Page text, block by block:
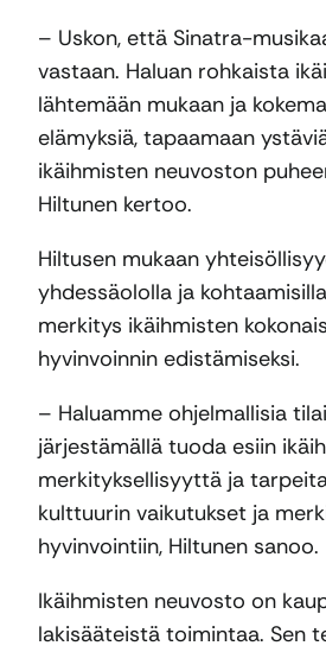
– Uskon, että Sinatra-
vastaan. Haluan rohkaista
lähtemään mukaan ja
elämyksiä, tapaamaan
ikäihmisten neuvoston
Hiltunen kertoo.
Hiltusen mukaan
yhdessäololla ja
merkitys ikäihmisten
hyvinvoinnin edistämiseksi.
– Haluamme ohjelmallisia
järjestämällä tuoda esiin
merkityksellisyyttä ja
kulttuurin vaikutukset ja
hyvinvointiin, Hiltunen sanoo.
Ikäihmisten neuvosto on
lakisääteistä toimintaa. Sen